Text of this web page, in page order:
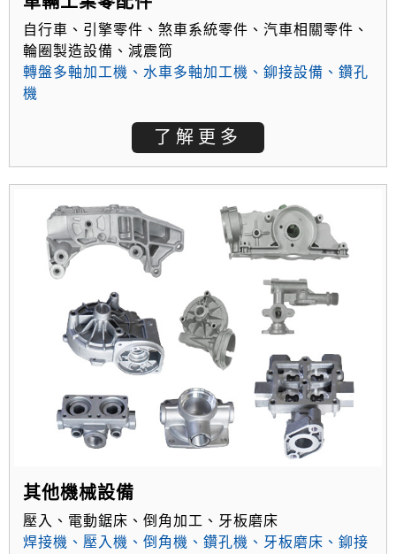
自行車、引擎零件、煞車系統零件、汽車相關零件、
輪圈製造設備、減震筒
轉盤多軸加工機 、 水車多軸加工機 、 鉚接設備 、 鑽孔
機
了解更多
其他機械設備
壓入、電動鋸床、倒角加工、牙板磨床
焊接機 、 壓入機 、 倒角機 、 鑽孔機 、 牙板磨床 、 鉚接